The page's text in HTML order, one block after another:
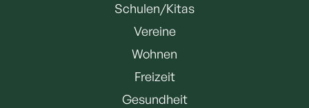
Schulen/Kitas
Vereine
Wohnen
Freizeit
Gesundheit